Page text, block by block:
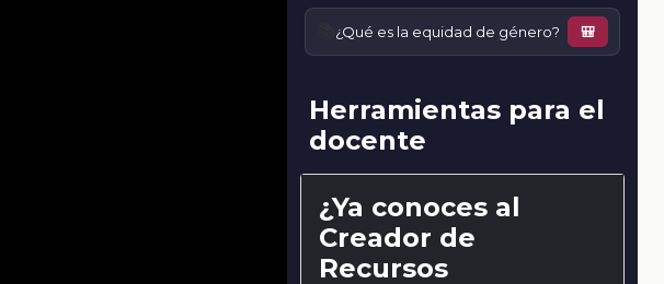
¿Qué es la equidad de género? 🎒
Herramientas para el
docente
¿Ya conoces al
Creador de
Recursos